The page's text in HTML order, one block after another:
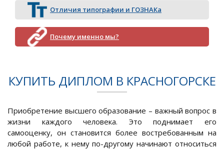
Отличия типографии и ГОЗНАКа
Почему именно мы?
КУПИТЬ ДИПЛОМ В КРАСНОГОРСКЕ
Приобретение высшего образование – важный вопрос в
жизни каждого человека. Это поднимает его
самооценку, он становится более востребованным на
любой работе, к нему по-другому начинают относиться